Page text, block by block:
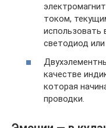
током,
использовать
светодиод или
качестве
которая
проводки.